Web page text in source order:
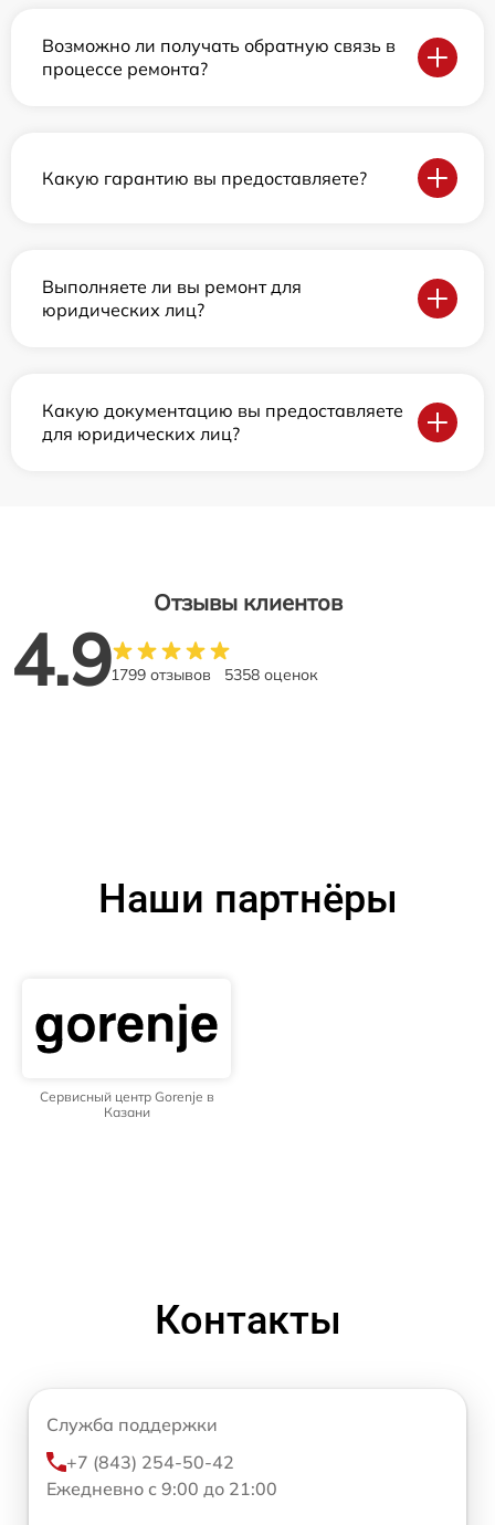
Возможно ли получать обратную связь в
процессе ремонта?
Какую гарантию вы предоставляете?
Выполняете ли вы ремонт для
юридических лиц?
Какую документацию вы предоставляете
для юридических лиц?
Отзывы клиентов
4.91799 отзывов 5358 оценок
Наши партнёры
Сервисный центр Gorenje в
Казани
Контакты
Служба поддержки
+7 (843) 254-50-42
Ежедневно с 9:00 до 21:00